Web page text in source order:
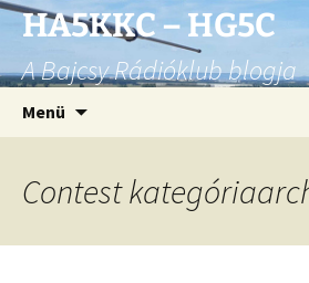
Ugrás
tartalomhoz
HA5KKC – HG5C
A Bajcsy Rádióklub blogja
Menü
Contest